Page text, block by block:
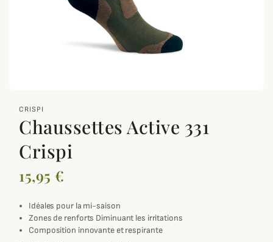
CRISPI
Chaussettes Active 331
Crispi
15,95 €
Idéales pour la mi-saison
Zones de renforts Diminuant les irritations
Composition innovante et respirante